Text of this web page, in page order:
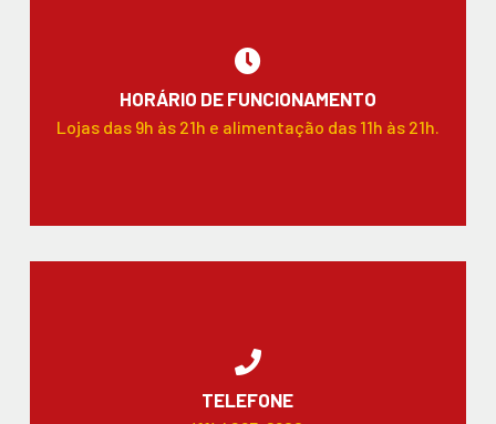
HORÁRIO DE FUNCIONAMENTO
Lojas das 9h às 21h e alimentação das 11h às 21h.
TELEFONE